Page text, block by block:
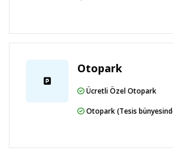
Misafirlere her gün 7.00 ve 10.00
kontinental kahvaltı servisi
Alara Grand Bazaar AVM yakınında
Otopark
Ücretli Özel Otopark
Otopark (Tesis